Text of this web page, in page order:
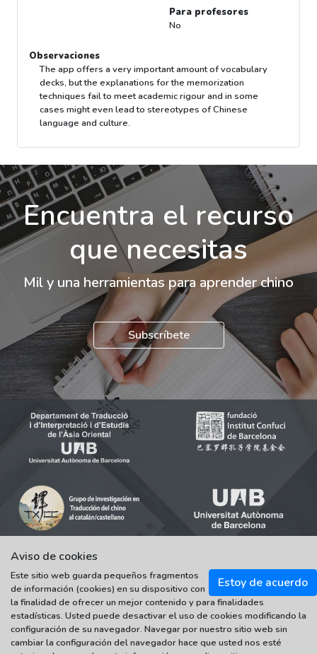
Para profesores
No
Observaciones
The app offers a very important amount of vocabulary
decks, but the explanations for the memorization
techniques fail to meet academic rigour and in some
cases might even lead to stereotypes of Chinese
language and culture.
Encuentra el recurso
que necesitas
Mil y una herramientas para aprender chino
Subscríbete
© 2021-2022 Universitat Autònoma de Barcelona
Tots els drets reservats
Aviso de cookies
Estoy de acuerdo
Este sitio web guarda pequeños fragmentos
de información (cookies) en su dispositivo con
la finalidad de ofrecer un mejor contenido y para finalidades
estadísticas. Usted puede desactivar el uso de cookies modificando la
configuración de su navegador. Navegar por nuestro sitio web sin
cambiar la configuración del navegador hace que usted nos esté